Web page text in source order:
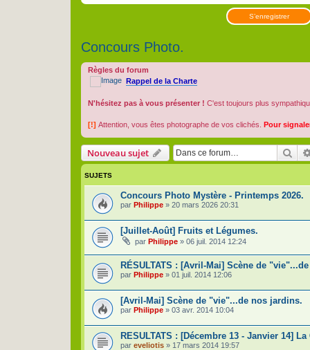
S’enregistrer
Concours Photo.
Règles du forum
Rappel de la Charte
N'hésitez pas à vous présenter ! C'est toujours plus
[!] Attention, vous êtes photographe de vos clichés. Pour
Nouveau sujet
SUJETS
Concours Photo Mystère - Printemps 2026.
par Philippe » 20 mars 2026 20:31
[Juillet-Août] Fruits et Légumes.
par Philippe » 06 juil. 2014 12:24
RÉSULTATS : [Avril-Mai] Scène de
par Philippe » 01 juil. 2014 12:06
[Avril-Mai] Scène de "vie"...de nos jardins.
par Philippe » 03 avr. 2014 10:04
RESULTATS : [Décembre 13 - Janvier 14]
par eveliotis » 17 mars 2014 19:57